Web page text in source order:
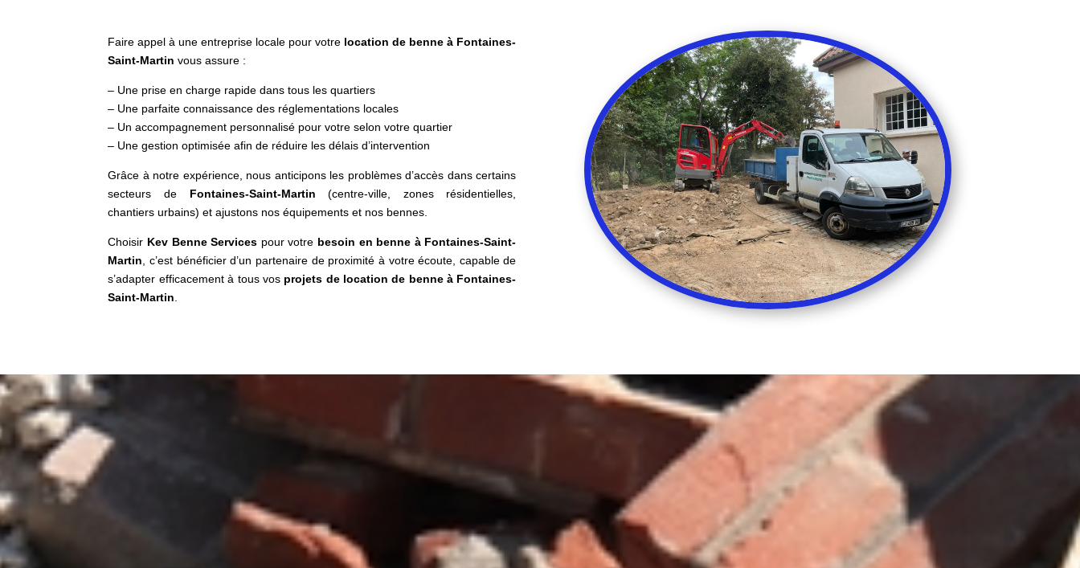
Faire appel à une entreprise locale pour votre location de benne à Fontaines-
Saint-Martin vous assure :
– Une prise en charge rapide dans tous les quartiers
– Une parfaite connaissance des réglementations locales
– Un accompagnement personnalisé pour votre selon votre quartier
– Une gestion optimisée afin de réduire les délais d’intervention
Grâce à notre expérience, nous anticipons les problèmes d’accès dans certains
secteurs de Fontaines-Saint-Martin (centre-ville, zones résidentielles,
chantiers urbains) et ajustons nos équipements et nos bennes.
Choisir Kev Benne Services pour votre besoin en benne à Fontaines-Saint-
Martin, c’est bénéficier d’un partenaire de proximité à votre écoute, capable de
s’adapter efficacement à tous vos projets de location de benne à Fontaines-
Saint-Martin.